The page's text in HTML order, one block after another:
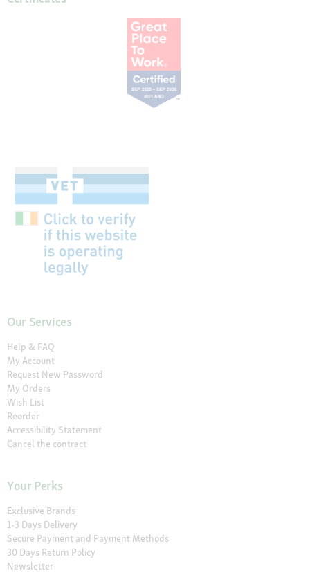
Our Services
Help & FAQ
My Account
Request New Password
My Orders
Wish List
Reorder
Accessibility Statement
Cancel the contract
Your Perks
Exclusive Brands
1-3 Days Delivery
Secure Payment and Payment Methods
30 Days Return Policy
Newsletter